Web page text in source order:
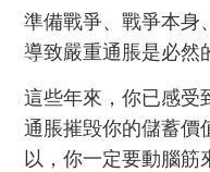
準備戰爭、戰爭本身
導致嚴重通脹是必然
這些年來，你已感受
通脹摧毁你的儲蓄價
以，你一定要動腦筋